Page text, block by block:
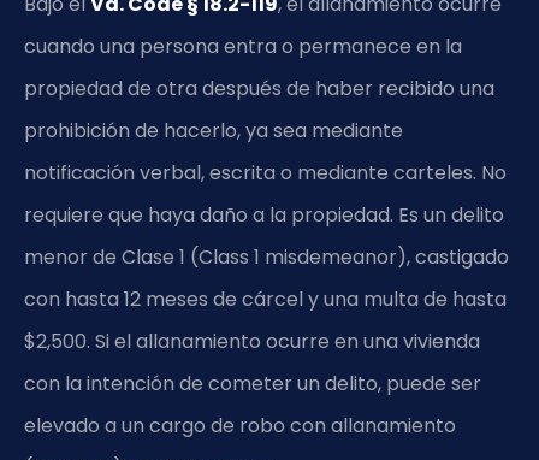
cuando una persona entra o permanece en la
propiedad de otra después de haber recibido una
prohibición de hacerlo, ya sea mediante
notificación verbal, escrita o mediante carteles. No
requiere que haya daño a la propiedad. Es un delito
menor de Clase 1 (Class 1 misdemeanor), castigado
con hasta 12 meses de cárcel y una multa de hasta
$2,500. Si el allanamiento ocurre en una vivienda
con la intención de cometer un delito, puede ser
elevado a un cargo de robo con allanamiento